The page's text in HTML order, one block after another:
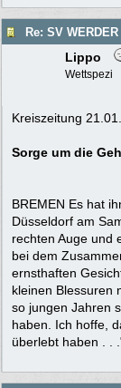
Lippo
Wettspezi
Kreiszeitung
Sorge um die
BREMEN Es hat
Düsseldorf am
rechten Auge und
bei dem
ernsthaften
kleinen Blessuren
so jungen Jahren
haben. Ich hoffe,
überlebt haben . .